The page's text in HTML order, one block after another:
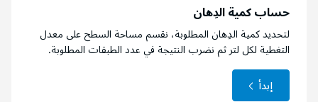
حساب كمية الدِهان
لتحديد كمية الدِهان المطلوبة، نقسم مساحة السطح على معدل
التغطية لكل لتر ثم نضرب النتيجة في عدد الطبقات المطلوبة.
إبدأ